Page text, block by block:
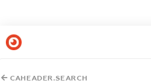
CAHEADER.SEARCH